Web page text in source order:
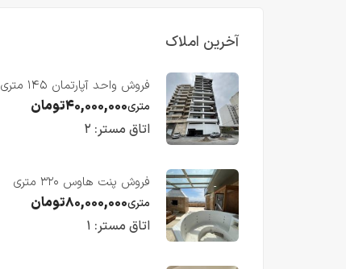
آخرین املاک
فروش واحد آپارتمان ۱۴۵ متری
با ویو رو به دریا در فریدونکنار
متری۴۰,۰۰۰,۰۰۰تومان
اتاق مستر: ۲
فروش پنت هاوس ۳۲۰ متری
لوکس در طبقه چهاردهم
فریدونکنار
متری۸۰,۰۰۰,۰۰۰تومان
اتاق مستر: ۱